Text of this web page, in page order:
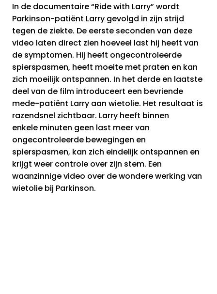
In de documentaire “Ride with Larry” wordt
Parkinson-patiënt Larry gevolgd in zijn strijd
tegen de ziekte. De eerste seconden van deze
video laten direct zien hoeveel last hij heeft van
de symptomen. Hij heeft ongecontroleerde
spierspasmen, heeft moeite met praten en kan
zich moeilijk ontspannen. In het derde en laatste
deel van de film introduceert een bevriende
mede-patiënt Larry aan wietolie. Het resultaat is
razendsnel zichtbaar. Larry heeft binnen
enkele minuten geen last meer van
ongecontroleerde bewegingen en
spierspasmen, kan zich eindelijk ontspannen en
krijgt weer controle over zijn stem. Een
waanzinnige video over de wondere werking van
wietolie bij Parkinson.